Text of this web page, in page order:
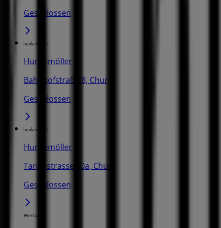
Geschlossen
Hunkemöller
Bahnhofstraße 8, Chur
Geschlossen
Hunkemöller
Tardisstrasse 20a, Chur
Geschlossen
Werbung